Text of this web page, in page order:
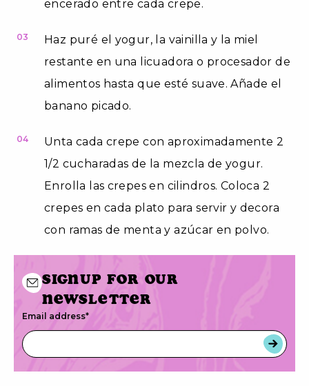
encerado entre cada crepe.
03
Haz puré el yogur, la vainilla y la miel
restante en una licuadora o procesador de
alimentos hasta que esté suave. Añade el
banano picado.
04
Unta cada crepe con aproximadamente 2
1/2 cucharadas de la mezcla de yogur.
Enrolla las crepes en cilindros. Coloca 2
crepes en cada plato para servir y decora
con ramas de menta y azúcar en polvo.
Signup for our
newsletter
Email address*